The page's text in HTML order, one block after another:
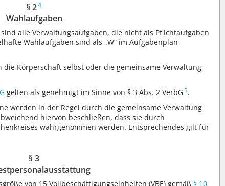
§ 24
Wahlaufgaben
sind alle Verwaltungsaufgaben, die nicht als Pflichtaufgaben
Wahlaufgaben sind als „W“ im Aufgabenplan
Körperschaft selbst oder die gemeinsame Verwaltung
gelten als genehmigt im Sinne von § 3 Abs. 2 VerbG 5.
werden in der Regel durch die gemeinsame Verwaltung
hiervon beschließen, dass sie durch
wahrgenommen werden. Entsprechendes gilt für
§ 3
von 15 Vollbeschäftigungseinheiten (VBE) gemäß§ 10